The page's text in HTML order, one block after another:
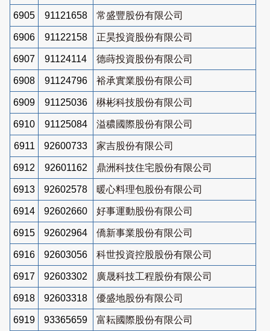
6905 91121658 常盛豐股份有限公司
6906 91122158 正昊投資股份有限公司
6907 91124114 德蒔投資股份有限公司
6908 91124796 裕承實業股份有限公司
6909 91125036 楙彬科技股份有限公司
6910 91125084 溢穠國際股份有限公司
6911 92600733 家吉股份有限公司
6912 92601162 鼎洲科技住宅股份有限公司
6913 92602578 暖心料理包股份有限公司
6914 92602660 好事運動股份有限公司
6915 92602964 僑新事業股份有限公司
6916 92603056 科世投資控股股份有限公司
6917 92603302 廣晟科技工程股份有限公司
6918 92603318 優盛地股份有限公司
6919 93365659 富耘國際股份有限公司